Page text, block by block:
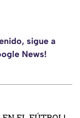
sigue a
News!